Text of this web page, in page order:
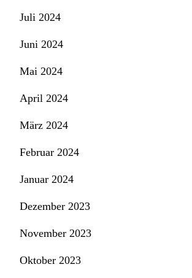
Juli 2024
Juni 2024
Mai 2024
April 2024
März 2024
Februar 2024
Januar 2024
Dezember 2023
November 2023
Oktober 2023